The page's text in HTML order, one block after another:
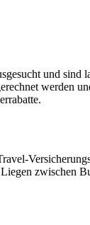
und sind
werden
zwischen